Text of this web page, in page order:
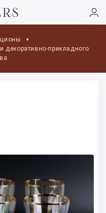
декоративно-прикладного